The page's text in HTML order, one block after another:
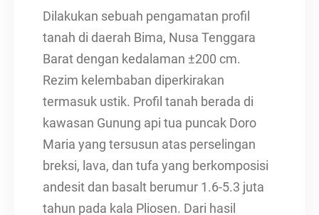
Dilakukan sebuah pengamatan profil
tanah di daerah Bima, Nusa Tenggara
Barat dengan kedalaman ±200 cm.
Rezim kelembaban diperkirakan
termasuk ustik. Profil tanah berada di
kawasan Gunung api tua puncak Doro
Maria yang tersusun atas perselingan
breksi, lava, dan tufa yang berkomposisi
andesit dan basalt berumur 1.6-5.3 juta
tahun pada kala Pliosen. Dari hasil